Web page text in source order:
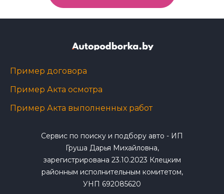
Пример договора
Пример Акта осмотра
Пример Акта выполненных работ
Сервис по поиску и подбору авто - ИП
Груша Дарья Михайловна,
зарегистрирована 23.10.2023 Клецким
районным исполнительным комитетом,
УНП 692085620